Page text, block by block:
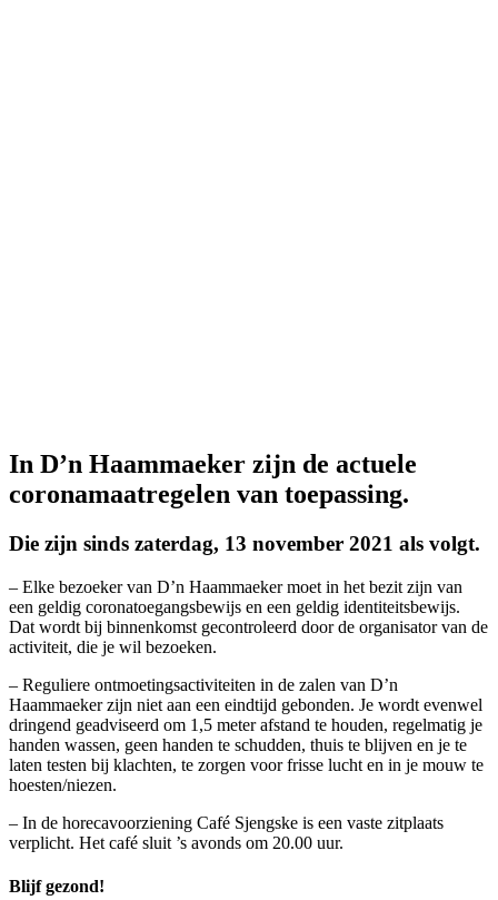
In D’n Haammaeker zijn de actuele
coronamaatregelen van toepassing.
Die zijn sinds zaterdag, 13 november 2021 als volgt.
– Elke bezoeker van D’n Haammaeker moet in het bezit zijn van
een geldig coronatoegangsbewijs en een geldig identiteitsbewijs.
Dat wordt bij binnenkomst gecontroleerd door de organisator van de
activiteit, die je wil bezoeken.
– Reguliere ontmoetingsactiviteiten in de zalen van D’n
Haammaeker zijn niet aan een eindtijd gebonden. Je wordt evenwel
dringend geadviseerd om 1,5 meter afstand te houden, regelmatig je
handen wassen, geen handen te schudden, thuis te blijven en je te
laten testen bij klachten, te zorgen voor frisse lucht en in je mouw te
hoesten/niezen.
– In de horecavoorziening Café Sjengske is een vaste zitplaats
verplicht. Het café sluit ’s avonds om 20.00 uur.
Blijf gezond!